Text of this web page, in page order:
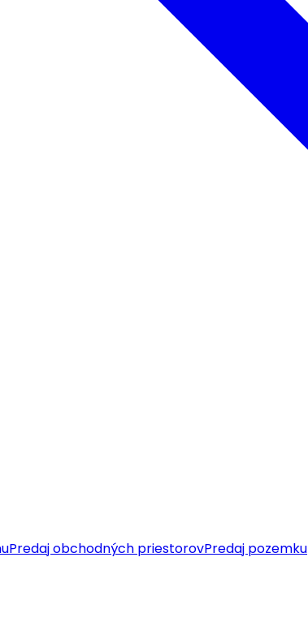
Predaj obchodných priestorovPredaj pozemku